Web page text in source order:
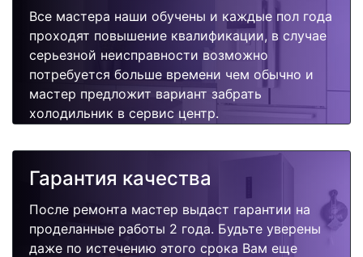
Все мастера наши обучены и каждые пол года
проходят повышение квалификации, в случае
серьезной неисправности возможно
потребуется больше времени чем обычно и
мастер предложит вариант забрать
холодильник в сервис центр.
Гарантия качества
После ремонта мастер выдаст гарантии на
проделанные работы 2 года. Будьте уверены
даже по истечению этого срока Вам еще